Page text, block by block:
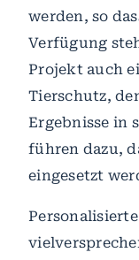
werden, so
Verfügung
Projekt auch
Tierschutz,
Ergebnisse in
führen dazu,
eingesetzt